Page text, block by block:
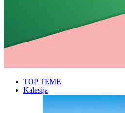
TOP TEME
Kalesija